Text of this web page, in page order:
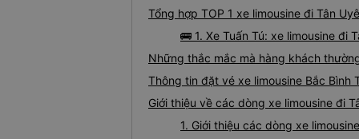
Tổng hợp TOP 1 xe limousine đi Tân
🚌 1. Xe Tuấn Tú: xe limousine đi
Những thắc mắc mà hàng khách
Thông tin đặt vé xe limousine Bắc Bình
Giới thiệu về các dòng xe limousine đi
1. Giới thiệu các dòng xe